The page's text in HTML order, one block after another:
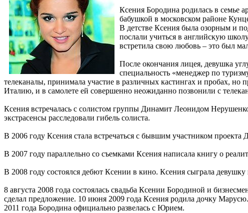
Ксения Бородина родилась в семье
бабушкой в московском районе
В детстве Ксения была озорным и
послали учиться в английскую
встретила свою любовь – это был
После окончания лицея, девушка
специальность «менеджер по
телеканалы, принимала участие в различных кастингах и пробах,
Италию, и в самолете ей совершенно неожиданно позвонили с
Ксения встречалась с солистом группы Динамит Леонидом
экстрасенсы расследовали гибель солиста.
В 2006 году Ксения стала встречаться с бывшим участником
В 2007 году параллельно со съемками Ксения написала книгу о
В 2008 году состоялся дебют Ксении в кино. Ксения сыграла девушку
8 августа 2008 года состоялась свадьба Ксении Бородиной и
сделал предложение. 10 июня 2009 года Ксения родила дочку
2011 года Бородина официально развелась с Юрием.